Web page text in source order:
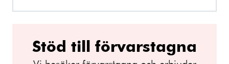
Stöd till förvarstagna